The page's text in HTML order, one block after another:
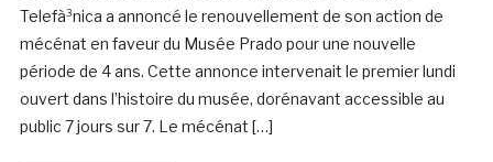
Telefà³nica a annoncé le renouvellement de son action de
mécénat en faveur du Musée Prado pour une nouvelle
période de 4 ans. Cette annonce intervenait le premier lundi
ouvert dans l’histoire du musée, dorénavant accessible au
public 7 jours sur 7. Le mécénat […]